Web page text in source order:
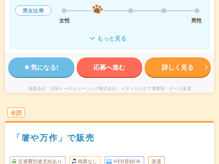
男女比率
女性
男性
もっと見る
気になる! 応募へ進む 詳しく見る
派遣会社 日研トータルソーシング株式会社 メディカルケア事業部 ナース派遣
未読
「箸や万作」で販売
交通費別途支給あり 残業なし WEB登録OK 派遣